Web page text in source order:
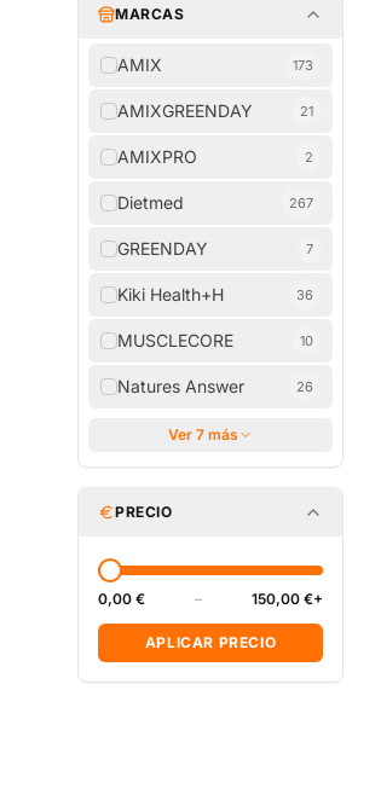
MARCAS
AMIX 173
AMIXGREENDAY 21
AMIXPRO 2
Dietmed 267
GREENDAY 7
Kiki Health+H 36
MUSCLECORE 10
Natures Answer 26
Ver 7 más
PRECIO
0,00 € – 150,00 €+
APLICAR PRECIO